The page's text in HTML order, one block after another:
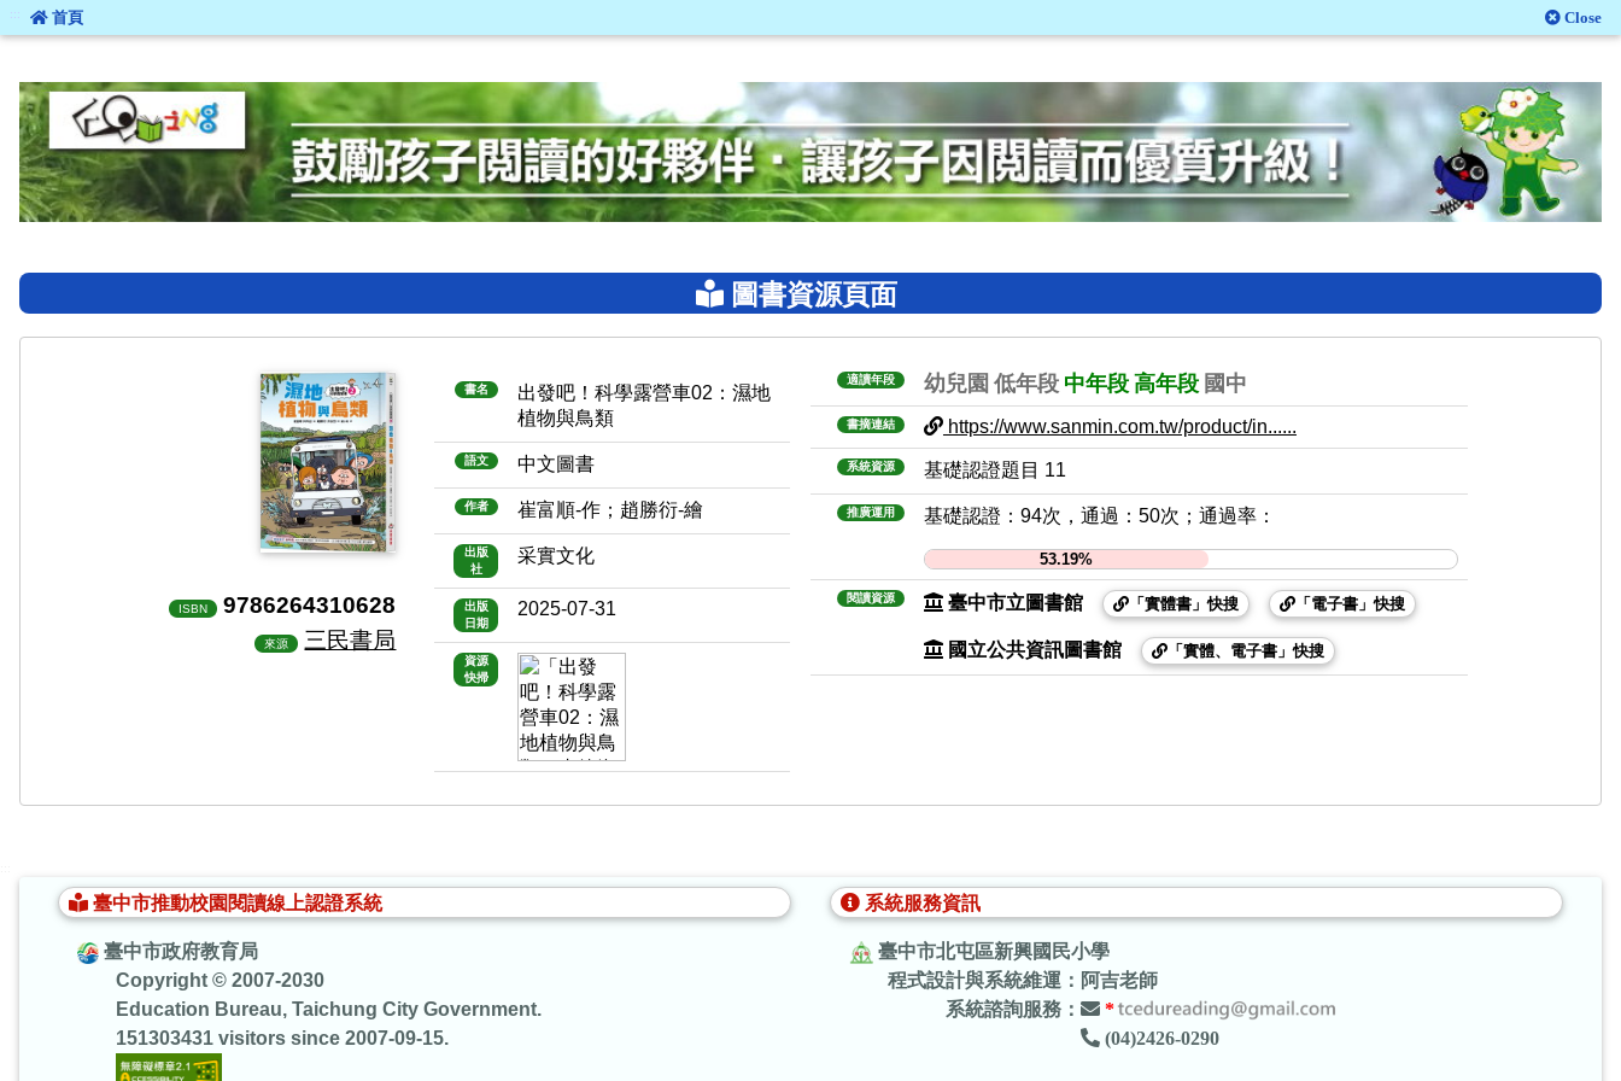
::: 首頁 Close
圖書資源頁面
ISBN 9786264310628
來源 三民書局
書名
出發吧！科學露營車02：濕地
植物與鳥類
語文 中文圖書
作者 崔富順-作；趙勝衍-繪
出版
社
采實文化
出版
日期
2025-07-31
資源
快掃
適讀年段 幼兒園 低年段 中年段 高年段 國中
書摘連結 https://www.sanmin.com.tw/product/in......
系統資源 基礎認證題目 11
推廣運用 基礎認證：94次，通過：50次；通過率：
53.19%
閱讀資源 臺中市立圖書館 「實體書」快搜 「電子書」快搜
國立公共資訊圖書館 「實體、電子書」快搜
臺中市推動校園閱讀線上認證系統
臺中市政府教育局
Copyright © 2007-2030
Education Bureau, Taichung City Government.
151303431 visitors since 2007-09-15.
系統服務資訊
臺中市北屯區新興國民小學
程式設計與系統維運：阿吉老師
系統諮詢服務：
*
(04)2426-0290